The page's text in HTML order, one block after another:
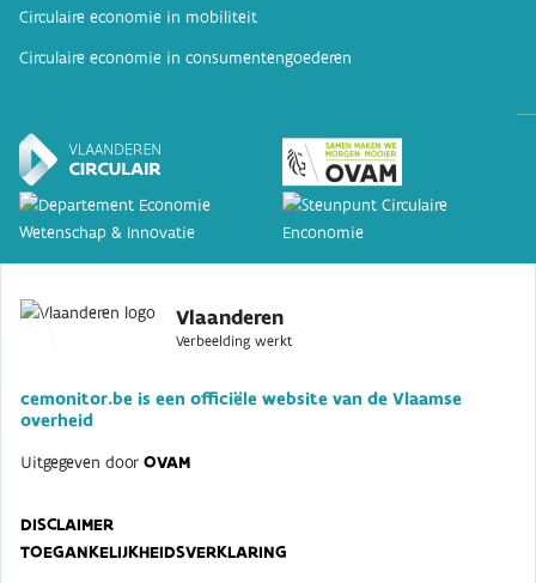
Circulaire economie in mobiliteit
Circulaire economie in consumentengoederen
Vlaanderen
Verbeelding werkt
cemonitor.be is een officiële website van de Vlaamse
overheid
Uitgegeven door OVAM
DISCLAIMER
TOEGANKELIJKHEIDSVERKLARING